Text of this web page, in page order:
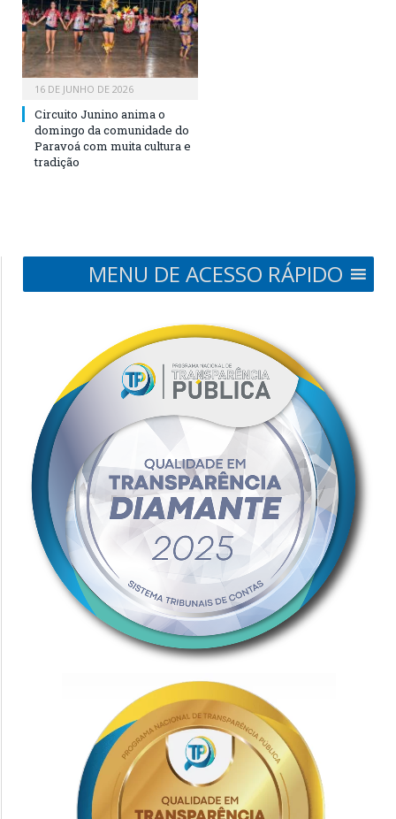
16 DE JUNHO DE 2026
Circuito Junino anima o
domingo da comunidade do
Paravoá com muita cultura e
tradição
MENU DE ACESSO RÁPIDO